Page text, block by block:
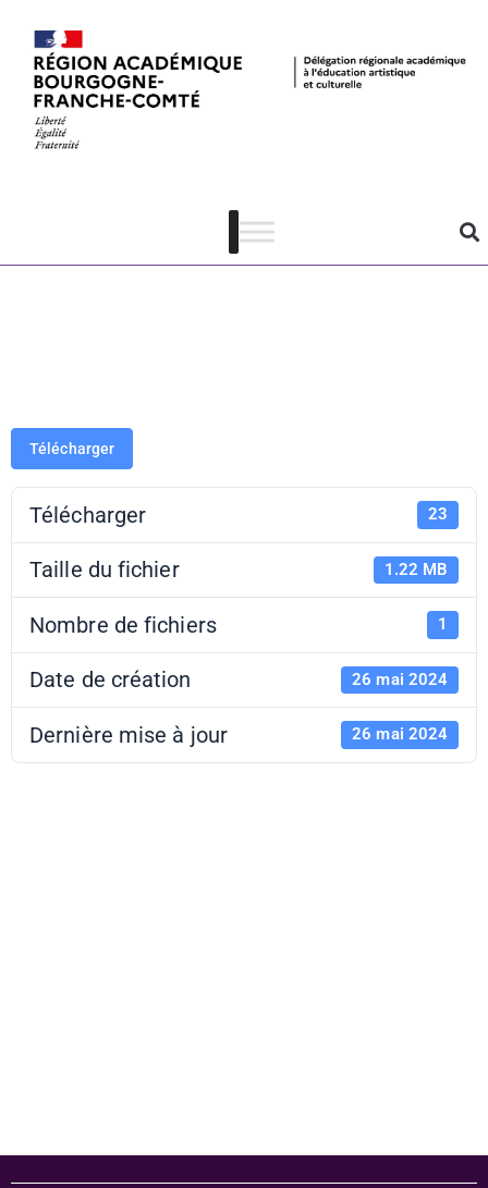
Fenêtres sur
courts 2024 –
offre
Télécharger
Télécharger 23
Taille du fichier 1.22 MB
Nombre de fichiers 1
Date de création 26 mai 2024
Dernière mise à jour 26 mai 2024